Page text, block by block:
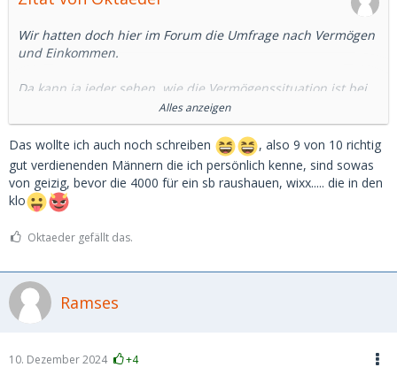
Wir hatten doch hier im Forum die Umfrage nach Vermögen
und Einkommen.
Da kann ja jeder sehen, wie die Vermögenssituation ist bei
Und 4.000 Euro für ein SB, das sind immer noch ca 8.000
brutto-Gehalt. Das muss man erstmal übrig haben.
Und viele sehr Reiche, die ich kenne, sind eher geizig oder
kniepig, was das Geldausgeben angeht.
Nicht umsonst kommt ja der Spruch: wenn du sparen
Alles anzeigen
Das wollte ich auch noch schreiben
, also 9 von 10 richtig
gut verdienenden Männern die ich persönlich kenne, sind sowas
von geizig, bevor die 4000 für ein sb raushauen, wixx..... die in den
klo
Oktaeder gefällt das.
Ramses
10. Dezember 2024 +4